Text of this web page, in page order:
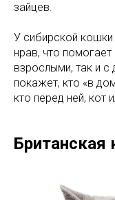
зайцев.
У сибирской
нрав, что
взрослыми, так и с
покажет, кто «в
кто перед ней, кот
Британская